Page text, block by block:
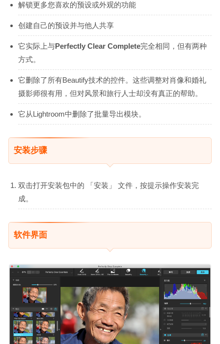
解锁更多您喜欢的预设或外观的功能
创建自己的预设并与他人共享
它实际上与Perfectly Clear Complete完全相同，但有两种
方式。
它删除了所有Beautify技术的控件。这些调整对肖像和婚礼
摄影师很有用，但对风景和旅行人士却没有真正的帮助。
它从Lightroom中删除了批量导出模块。
安装步骤
双击打开安装包中的 「安装」 文件，按提示操作安装完
成。
软件界面